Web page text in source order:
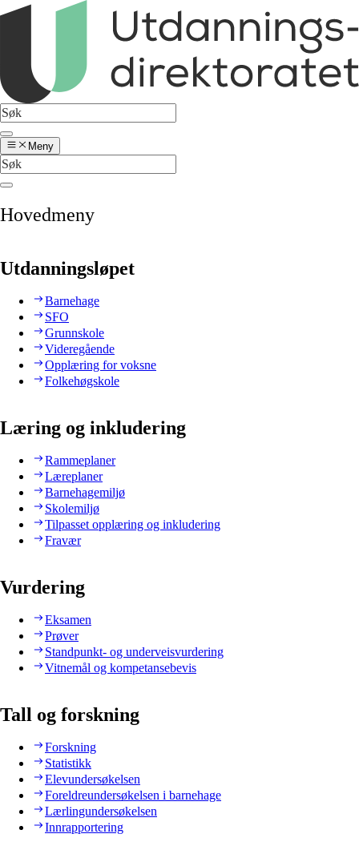
Meny
Hovedmeny
Utdanningsløpet
Barnehage
SFO
Grunnskole
Videregående
Opplæring for voksne
Folkehøgskole
Læring og inkludering
Rammeplaner
Læreplaner
Barnehagemiljø
Skolemiljø
Tilpasset opplæring og inkludering
Fravær
Vurdering
Eksamen
Prøver
Standpunkt- og underveisvurdering
Vitnemål og kompetansebevis
Tall og forskning
Forskning
Statistikk
Elevundersøkelsen
Foreldreundersøkelsen i barnehage
Lærlingundersøkelsen
Innrapportering